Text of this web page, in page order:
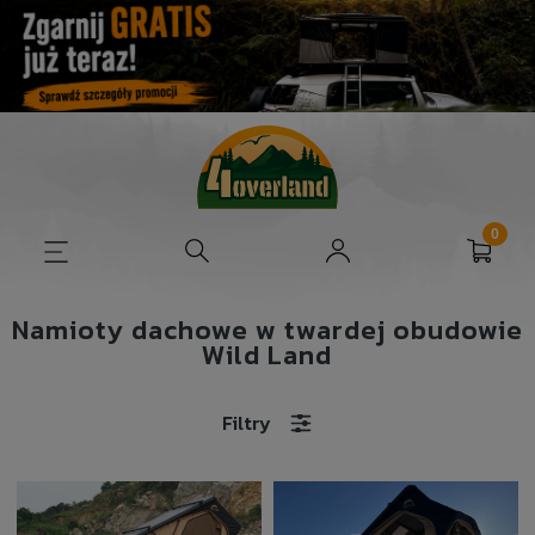
Namioty dachowe w twardej obudowie
Wild Land
Filtry